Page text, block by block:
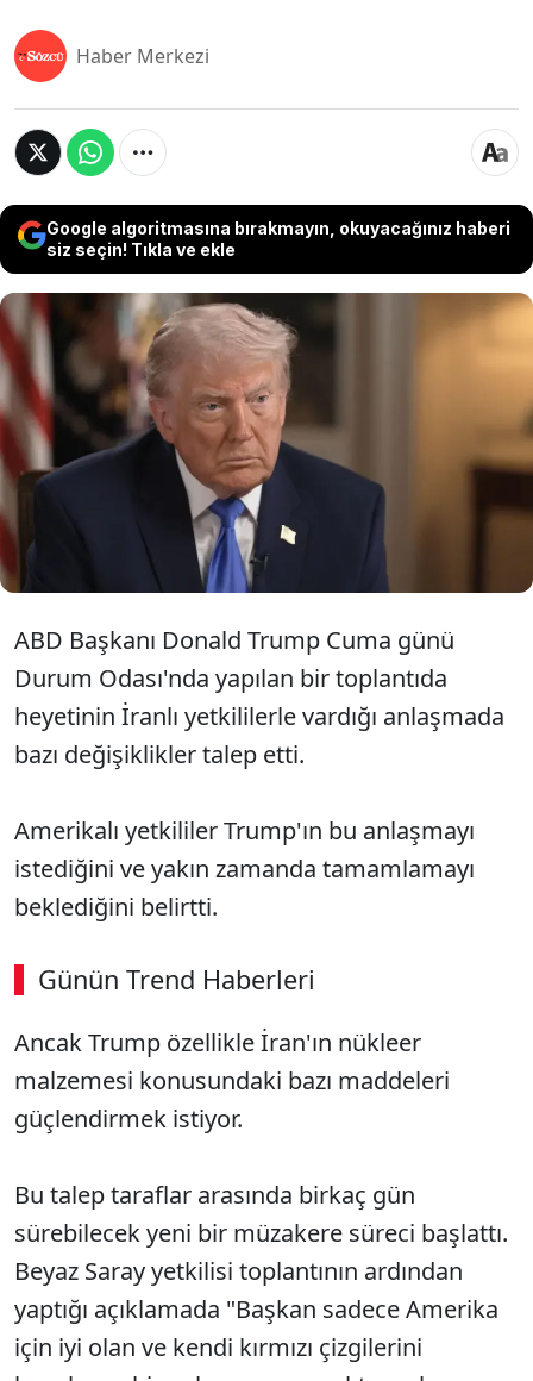
Haber Merkezi
Google algoritmasına bırakmayın, okuyacağınız haberi
siz seçin! Tıkla ve ekle
ABD Başkanı Trump, İran ile yapılan nükleer
anlaşma taslağında uranyum ve Hürmüz Boğazı
maddelerinin güçlendirilmesini istedi. Trump'ın
talebiyle taraflar arasında yeni bir müzakere
süreci başlarken, Beyaz Saray ABD'nin kırmızı
çizgileri sağlanana kadar bekleyeceklerini
ABD Başkanı Donald Trump Cuma günü
Durum Odası'nda yapılan bir toplantıda
heyetinin İranlı yetkililerle vardığı anlaşmada
bazı değişiklikler talep etti.
Amerikalı yetkililer Trump'ın bu anlaşmayı
istediğini ve yakın zamanda tamamlamayı
beklediğini belirtti.
Günün Trend Haberleri
Ancak Trump özellikle İran'ın nükleer
malzemesi konusundaki bazı maddeleri
güçlendirmek istiyor.
Bu talep taraflar arasında birkaç gün
sürebilecek yeni bir müzakere süreci başlattı.
Beyaz Saray yetkilisi toplantının ardından
yaptığı açıklamada "Başkan sadece Amerika
için iyi olan ve kendi kırmızı çizgilerini